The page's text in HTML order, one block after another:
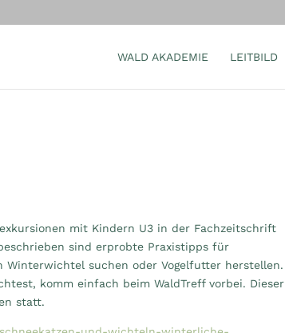
WALD AKADEMIE LEITBILD
mit Kindern U3 in der Fachzeitschrift
sind erprobte Praxistipps für
suchen oder Vogelfutter herstellen.
komm einfach beim WaldTreff vorbei. Dieser
statt.